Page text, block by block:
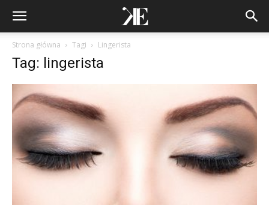
Strona główna Tagi Lingerista
Tag: lingerista